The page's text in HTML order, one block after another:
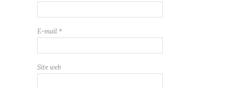
E-mail *
Site web